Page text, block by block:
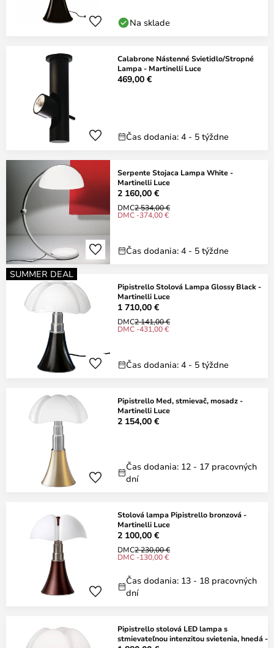
Na sklade
Calabrone Nástenné Svietidlo/Stropné
Lampa - Martinelli Luce
469,00 €
Čas dodania: 4 - 5 týždne
Serpente Stojaca Lampa White -
Martinelli Luce
2 160,00 €
DMC2 534,00 €
DMC -374,00 €
Čas dodania: 4 - 5 týždne
SUMMER DEAL
Pipistrello Stolová Lampa Glossy Black -
Martinelli Luce
1 710,00 €
DMC2 141,00 €
DMC -431,00 €
Čas dodania: 4 - 5 týždne
Pipistrello Med, stmievač, mosadz -
Martinelli Luce
2 154,00 €
Čas dodania: 12 - 17 pracovných
dní
Stolová lampa Pipistrello bronzová -
Martinelli Luce
2 100,00 €
DMC2 230,00 €
DMC -130,00 €
Čas dodania: 13 - 18 pracovných
dní
Pipistrello stolová LED lampa s
stmievateľnou intenzitou svietenia, hnedá -